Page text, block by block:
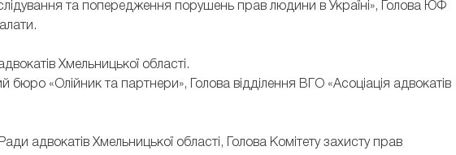
та попередження порушень прав людини в Україні», Голова ЮФ
Хмельницької області.
«Олійник та партнери», Голова відділення ВГО «Асоціація адвокатів
адвокатів Хмельницької області, Голова Комітету захисту прав